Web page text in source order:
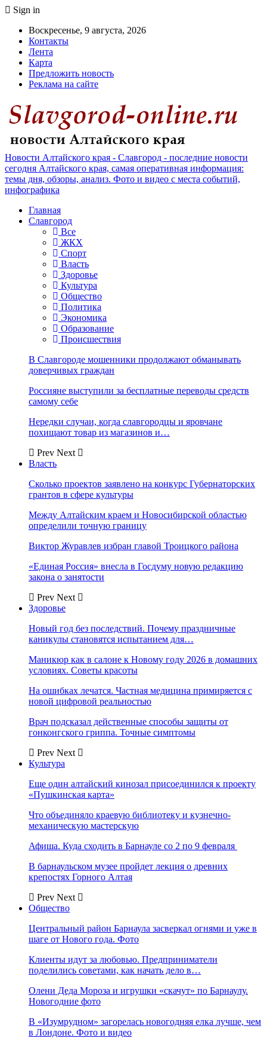
Sign in
Воскресенье, 9 августа, 2026
Контакты
Лента
Карта
Предложить новость
Реклама на сайте
Новости Алтайского края - Славгород - последние новости
сегодня Алтайского края, самая оперативная информация:
темы дня, обзоры, анализ. Фото и видео с места событий,
инфографика
Главная
Славгород
Все
ЖКХ
Спорт
Власть
Здоровье
Культура
Общество
Политика
Экономика
Образование
Происшествия
В Славгороде мошенники продолжают обманывать
доверчивых граждан
Россияне выступили за бесплатные переводы средств
самому себе
Нередки случаи, когда славгородцы и яровчане
похищают товар из магазинов и…
Prev Next
Власть
Сколько проектов заявлено на конкурс Губернаторских
грантов в сфере культуры
Между Алтайским краем и Новосибирской областью
определили точную границу
Виктор Журавлев избран главой Троицкого района
«Единая Россия» внесла в Госдуму новую редакцию
закона о занятости
Prev Next
Здоровье
Новый год без последствий. Почему праздничные
каникулы становятся испытанием для…
Маникюр как в салоне к Новому году 2026 в домашних
условиях. Советы красоты
На ошибках лечатся. Частная медицина примиряется с
новой цифровой реальностью
Врач подсказал действенные способы защиты от
гонконгского гриппа. Точные симптомы
Prev Next
Культура
Еще один алтайский кинозал присоединился к проекту
«Пушкинская карта»
Что объединяло краевую библиотеку и кузнечно-
механическую мастерскую
Афиша. Куда сходить в Барнауле со 2 по 9 февраля
В барнаульском музее пройдет лекция о древних
крепостях Горного Алтая
Prev Next
Общество
Центральный район Барнаула засверкал огнями и уже в
шаге от Нового года. Фото
Клиенты идут за любовью. Предприниматели
поделились советами, как начать дело в…
Олени Деда Мороза и игрушки «скачут» по Барнаулу.
Новогодние фото
В «Изумрудном» загорелась новогодняя елка лучше, чем
в Лондоне. Фото и видео